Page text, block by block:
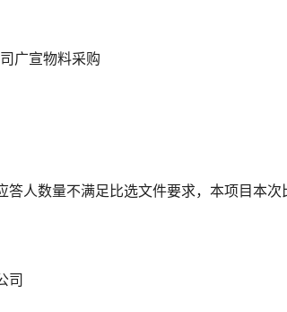
广宣物料采购
答人数量不满足比选文件要求，本项目本次
司